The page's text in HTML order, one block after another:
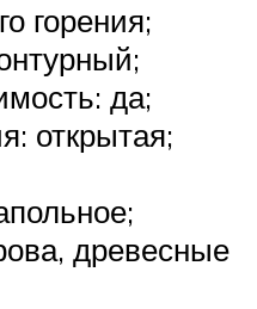
горения;
да;
открытая;
древесные